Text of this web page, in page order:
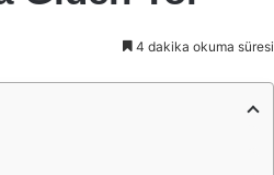
4 dakika okuma süresi